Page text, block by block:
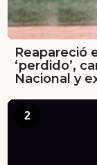
Reapareció
‘perdido’,
Nacional y
2